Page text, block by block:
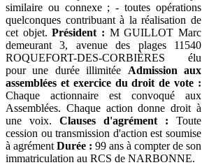
similaire ou connexe ; - toutes opérations
quelconques contribuant à la réalisation de
cet objet.Président : M GUILLOT Marc
demeurant 3, avenue des plages 11540
ROQUEFORT-DES-CORBIÈRES élu
pour une durée illimitée Admission aux
assemblées et exercice du droit de vote :
Chaque actionnaire est convoqué aux
Assemblées. Chaque action donne droit à
une voix. Clauses d'agrément : Toute
cession ou transmission d'action est soumise
à agrément Durée : 99 ans à compter de son
immatriculation au RCS de NARBONNE.